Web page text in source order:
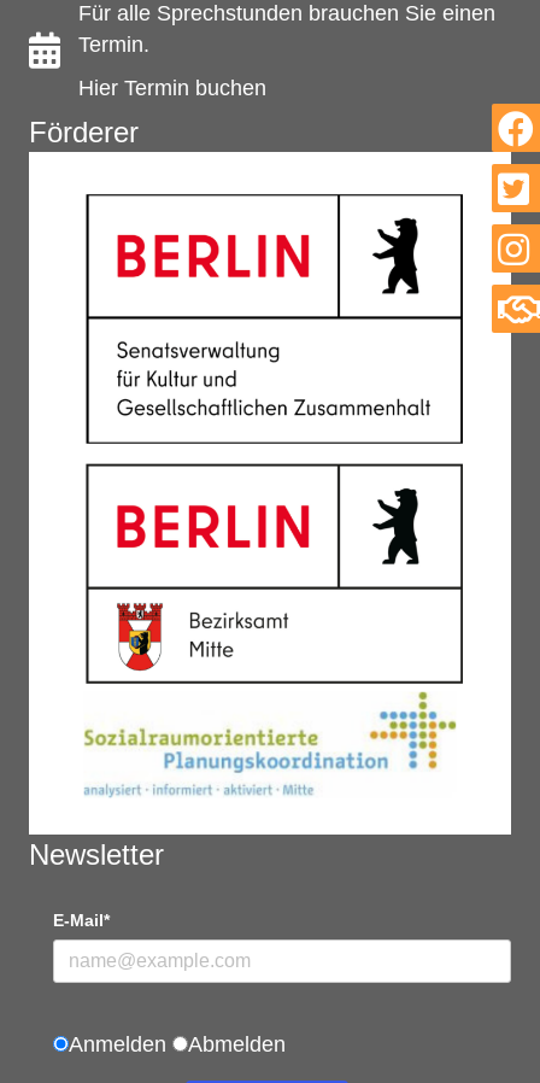
Für alle Sprechstunden brauchen Sie einen
Termin.
Hier Termin buchen
Förderer
Newsletter
E-Mail*
Anmelden Abmelden